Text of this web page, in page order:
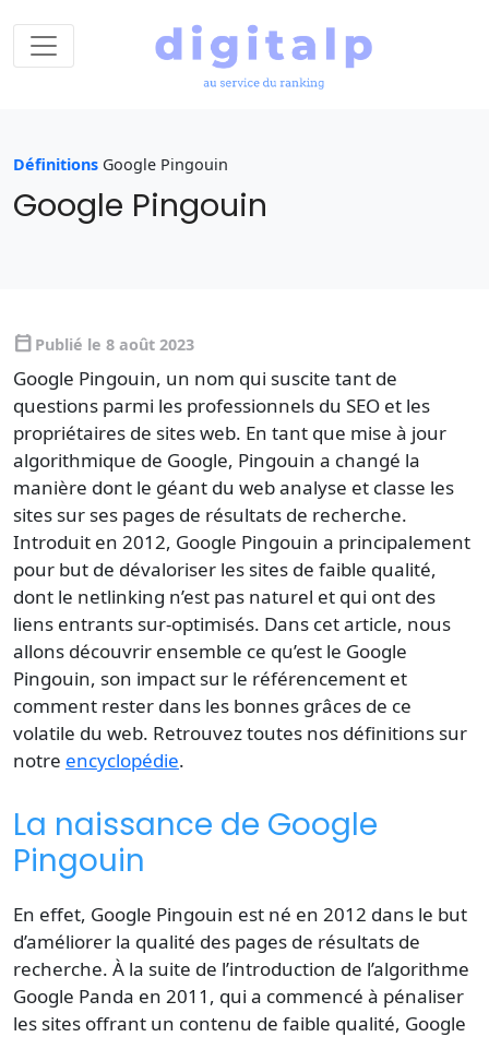
Définitions Google Pingouin
Google Pingouin
calendar_today Publié le 8 août 2023
Google Pingouin, un nom qui suscite tant de
questions parmi les professionnels du SEO et les
propriétaires de sites web. En tant que mise à jour
algorithmique de Google, Pingouin a changé la
manière dont le géant du web analyse et classe les
sites sur ses pages de résultats de recherche.
Introduit en 2012, Google Pingouin a principalement
pour but de dévaloriser les sites de faible qualité,
dont le netlinking n’est pas naturel et qui ont des
liens entrants sur-optimisés. Dans cet article, nous
allons découvrir ensemble ce qu’est le Google
Pingouin, son impact sur le référencement et
comment rester dans les bonnes grâces de ce
volatile du web. Retrouvez toutes nos définitions sur
notre encyclopédie.
La naissance de Google
Pingouin
En effet, Google Pingouin est né en 2012 dans le but
d’améliorer la qualité des pages de résultats de
recherche. À la suite de l’introduction de l’algorithme
Google Panda en 2011, qui a commencé à pénaliser
les sites offrant un contenu de faible qualité, Google